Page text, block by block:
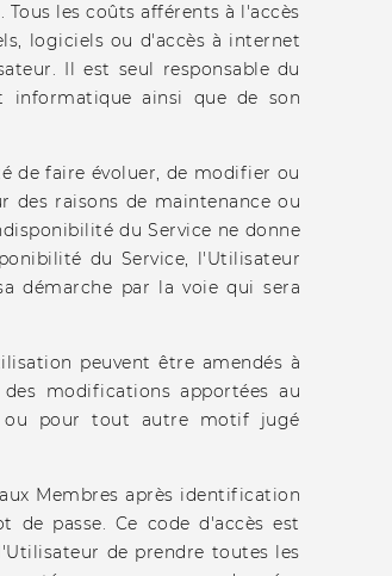
les coûts afférents à l'accès
logiciels ou d'accès à internet
Il est seul responsable du
informatique ainsi que de son
de faire évoluer, de modifier ou
des raisons de maintenance ou
du Service ne donne
du Service, l'Utilisateur
démarche par la voie qui sera
peuvent être amendés à
modifications apportées au
ou pour tout autre motif jugé
Membres après identification
passe. Ce code d'accès est
de prendre toutes les